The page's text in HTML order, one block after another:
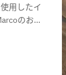
用したイ
のおま
イリッシ
ったりと